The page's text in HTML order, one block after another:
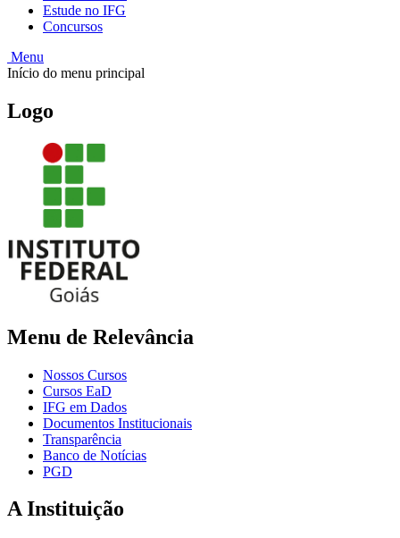
Estude no IFG
Concursos
Menu
Início do menu principal
Logo
Menu de Relevância
Nossos Cursos
Cursos EaD
IFG em Dados
Documentos Institucionais
Transparência
Banco de Notícias
PGD
A Instituição